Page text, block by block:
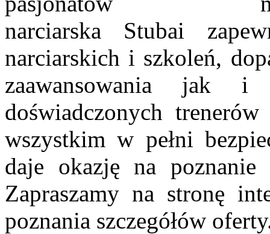
narciarska Stubai zap
narciarskich i szkoleń,
zaawansowania jak i
doświadczonych
wszystkim w pełni
daje okazję na
Zapraszamy na stronę
poznania szczegółów